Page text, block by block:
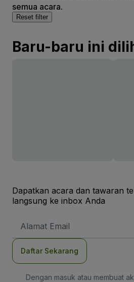
semua acara.
Reset filter
Baru-baru ini
Dapatkan acara dan tawaran
langsung ke inbox Anda
Email
Daftar Sekarang
Dengan masuk atau membuat